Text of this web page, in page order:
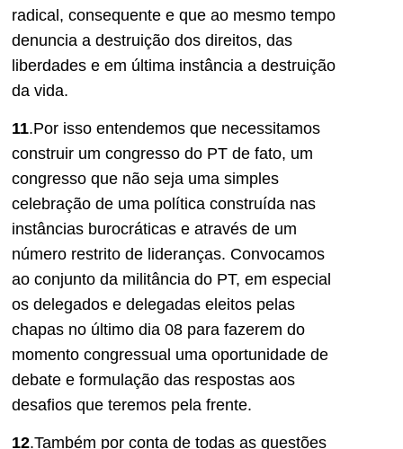
radical, consequente e que ao mesmo tempo
denuncia a destruição dos direitos, das
liberdades e em última instância a destruição
da vida.
11.Por isso entendemos que necessitamos
construir um congresso do PT de fato, um
congresso que não seja uma simples
celebração de uma política construída nas
instâncias burocráticas e através de um
número restrito de lideranças. Convocamos
ao conjunto da militância do PT, em especial
os delegados e delegadas eleitos pelas
chapas no último dia 08 para fazerem do
momento congressual uma oportunidade de
debate e formulação das respostas aos
desafios que teremos pela frente.
12.Também por conta de todas as questões